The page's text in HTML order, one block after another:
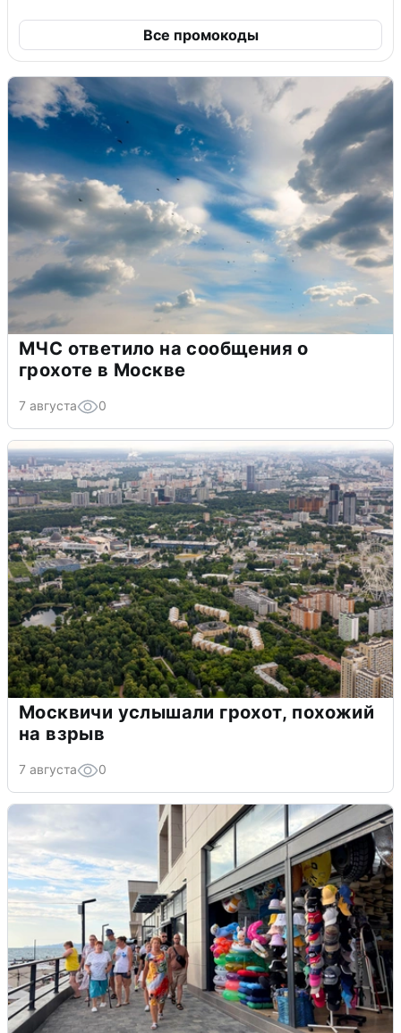
Все промокоды
МЧС ответило на сообщения о
грохоте в Москве
7 августа 0
Москвичи услышали грохот, похожий
на взрыв
7 августа 0